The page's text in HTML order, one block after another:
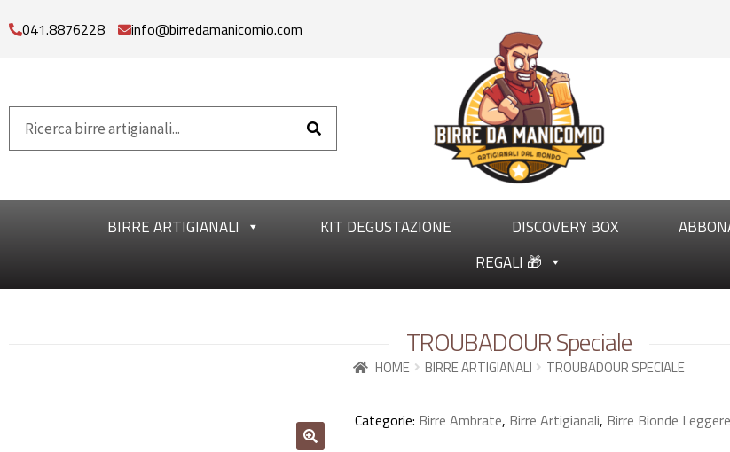
041.8876228 info@birredamanicomio.com
BIRRE ARTIGIANALI KIT DEGUSTAZIONE DISCOVERY BOX
REGALI 🎁
TROUBADOUR Speciale
HOME BIRRE ARTIGIANALI TROUBADOUR SPECIALE
Categorie: Birre Ambrate, Birre Artigianali, Birre Bionde Leggere